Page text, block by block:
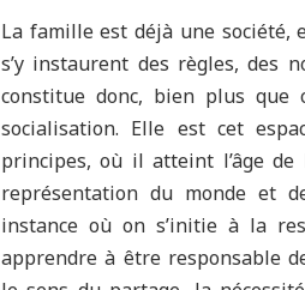
La famille est déjà une société,
s’y instaurent des règles, des
constitue donc, bien plus que
socialisation. Elle est cet
principes, où il atteint l’âge
représentation du monde et
instance où on s’initie à la
apprendre à être responsable